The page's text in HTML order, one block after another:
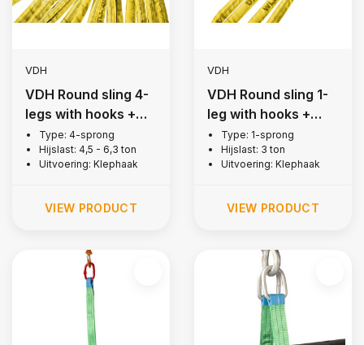
VDH
VDH Round sling 4-
legs with hooks +
latch, 4,5 ton
Type: 4-sprong
Hijslast: 4,5 - 6,3 ton
Uitvoering: Klephaak
VIEW PRODUCT
VDH
VDH Round sling 1-
leg with hooks +
latch, 3 ton
Type: 1-sprong
Hijslast: 3 ton
Uitvoering: Klephaak
VIEW PRODUCT